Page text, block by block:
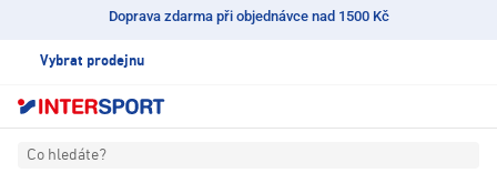
Doprava zdarma při objednávce nad 1500 Kč
Vybrat prodejnu
Co hledáte?